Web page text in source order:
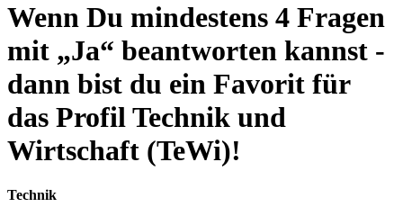
Wenn Du mindestens 4 Fragen
mit „Ja“ beantworten kannst -
dann bist du ein Favorit für
das Profil Technik und
Wirtschaft (TeWi)!
Technik